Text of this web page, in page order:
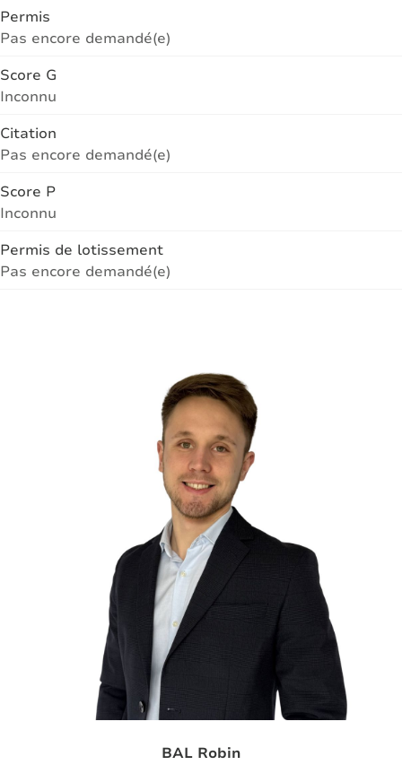
Permis
Pas encore demandé(e)
Score G
Inconnu
Citation
Pas encore demandé(e)
Score P
Inconnu
Permis de lotissement
Pas encore demandé(e)
BAL Robin